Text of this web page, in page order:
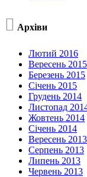
 Архіви
Лютий 2016
Вересень 2015
Березень 2015
Січень 2015
Грудень 2014
Листопад
Жовтень 2014
Січень 2014
Вересень 2013
Серпень 2013
Липень 2013
Червень 2013